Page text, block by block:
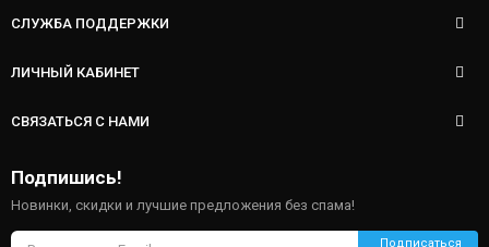
СЛУЖБА ПОДДЕРЖКИ
ЛИЧНЫЙ КАБИНЕТ
СВЯЗАТЬСЯ С НАМИ
Подпишись!
Новинки, скидки и лучшие предложения без спама!